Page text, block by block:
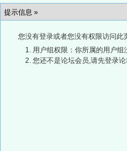
提示信息 »
您没有登录或者您没有权限访问此
用户组权限：你所属的用户组
您还不是论坛会员,请先登录